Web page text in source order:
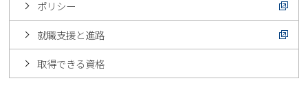
ポリシー
就職支援と進路
取得できる資格